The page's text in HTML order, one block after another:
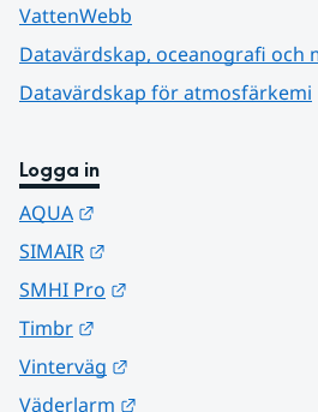
VattenWebb
Datavärdskap, oceanografi och
Datavärdskap för atmosfärkemi
Logga in
AQUA
SIMAIR
SMHI Pro
Timbr
Vinterväg
Väderlarm